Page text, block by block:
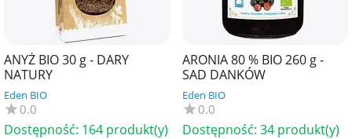
ANYŻ BIO 30 g - DARY
NATURY
Eden BIO
0.0
Dostępność: 164 produkt(y)
ARONIA 80 % BIO 260 g -
SAD DANKÓW
Eden BIO
0.0
Dostępność: 34 produkt(y)